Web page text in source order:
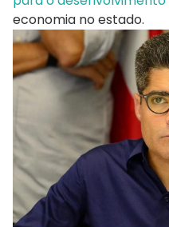
economia no estado.